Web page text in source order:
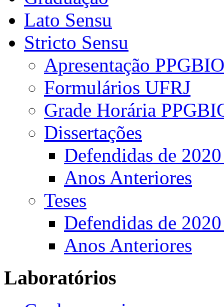
Lato Sensu
Stricto Sensu
Apresentação
Formulários UFRJ
Grade Horária
Dissertações
Defendidas de
Anos Anteriores
Teses
Defendidas de
Anos Anteriores
Laboratórios